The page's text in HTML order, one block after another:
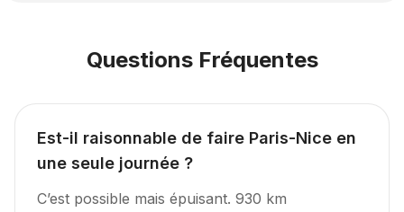
Questions Fréquentes
Est-il raisonnable de faire Paris-Nice en
une seule journée ?
C’est possible mais épuisant. 930 km